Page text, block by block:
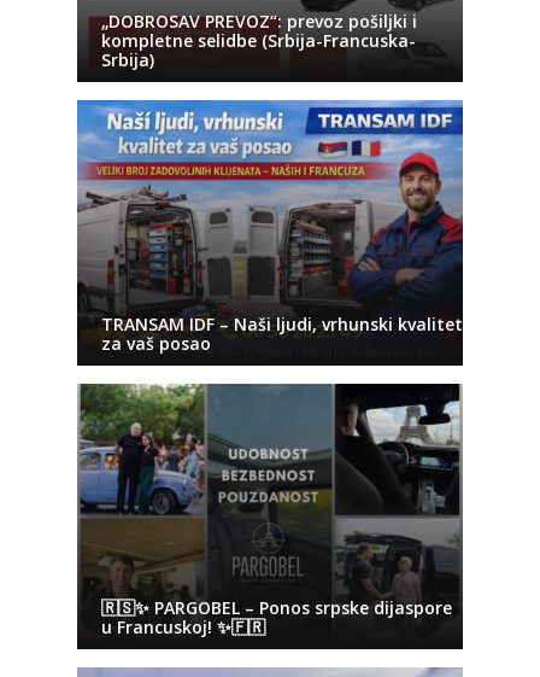
„DOBROSAV PREVOZ“: prevoz pošiljki i
kompletne selidbe (Srbija-Francuska-
Srbija)
TRANSAM IDF – Naši ljudi, vrhunski kvalitet
za vaš posao
🇷🇸✨ PARGOBEL – Ponos srpske dijaspore
u Francuskoj! ✨🇫🇷